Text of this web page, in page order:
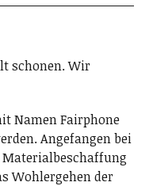
schonen. Wir
Namen Fairphone
Angefangen bei
Wohlergehen der